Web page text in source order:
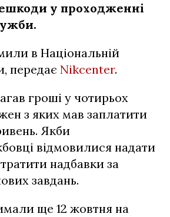
у проходженні
в Національній
передає Nikcenter.
гроші у чотирьох
з яких мав заплатити
Якби
відмовилися надати
надбавки за
завдань.
ще 12 жовтня на